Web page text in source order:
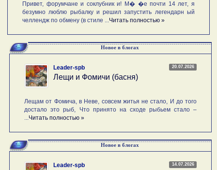
Привет, форумчане и соклубник и! М� �е почти 14 лет, я
безумно люблю рыбалку и решил запустить легендарн ый
челлендж по обмену (в стиле ...Читать полностью »
Новое в блогах
20.07.2026
Leader-spb
Лещи и Фомичи (басня)
Лещам от Фомича, в Неве, совсем житья не стало, И до того
достало это рыб, Что принято на сходе рыбьем стало –
...Читать полностью »
Новое в блогах
14.07.2026
Leader-spb